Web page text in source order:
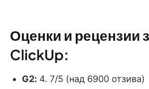
Оценки и рецензии
ClickUp:
G2: 4. 7/5 (над 6900 отзива)